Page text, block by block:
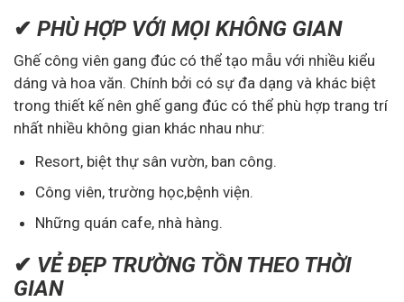
✔ PHÙ HỢP VỚI MỌI KHÔNG GIAN
Ghế công viên gang đúc có thể tạo mẫu với nhiều kiểu
dáng và hoa văn. Chính bởi có sự đa dạng và khác biệt
trong thiết kế nên ghế gang đúc có thể phù hợp trang trí
nhất nhiều không gian khác nhau như:
Resort, biệt thự sân vườn, ban công.
Công viên, trường học,bệnh viện.
Những quán cafe, nhà hàng.
✔ VẺ ĐẸP TRƯỜNG TỒN THEO THỜI
GIAN